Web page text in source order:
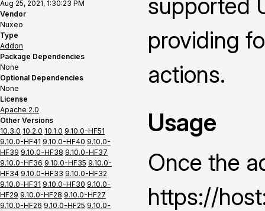
Aug 25, 2021, 1:30:23 PM
Vendor
Nuxeo
Type
Addon
Package Dependencies
None
Optional Dependencies
None
License
Apache 2.0
Other Versions
10.3.0 10.2.0 10.1.0 9.10.0-HF51
9.10.0-HF41 9.10.0-HF40 9.10.0-
HF39 9.10.0-HF38 9.10.0-HF37
9.10.0-HF36 9.10.0-HF35 9.10.0-
HF34 9.10.0-HF33 9.10.0-HF32
9.10.0-HF31 9.10.0-HF30 9.10.0-
HF29 9.10.0-HF28 9.10.0-HF27
9.10.0-HF26 9.10.0-HF25 9.10.0-
supported
providing
actions.
Usage
Once the
https://